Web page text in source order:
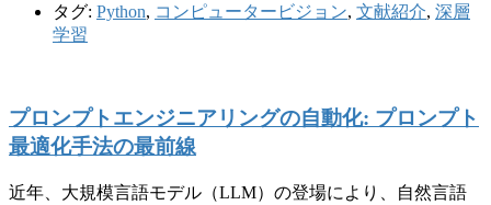
タグ: Python, コンピュータービジョン, 文献紹介, 深層
学習
プロンプトエンジニアリングの自動化: プロンプト
最適化手法の最前線
近年、大規模言語モデル（LLM）の登場により、自然言語